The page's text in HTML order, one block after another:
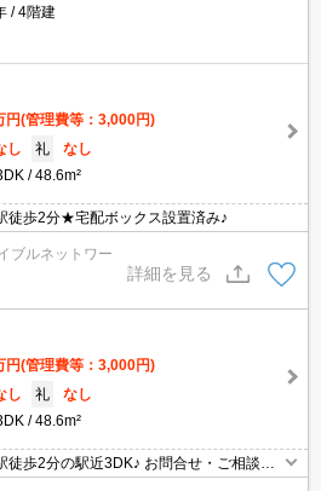
4階建
円(管理費等：3,000円)
し 礼
なし
48.6m²
徒歩2分★宅配ボックス設置済み♪
ブルネットワー
詳細を見る
円(管理費等：3,000円)
し 礼
なし
48.6m²
歩2分の駅近3DK♪ お問合せ・ご相談
お気軽に♪